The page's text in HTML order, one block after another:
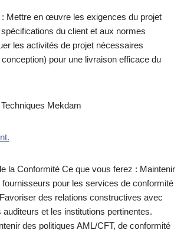
Mettre en œuvre les exigences du projet
du client et aux normes
les activités de projet nécessaires
pour une livraison efficace du
Mekdam
la Conformité Ce que vous ferez : Maintenir
fournisseurs pour les services de conformité
des relations constructives avec
auditeurs et les institutions pertinentes.
des politiques AML/CFT, de conformité